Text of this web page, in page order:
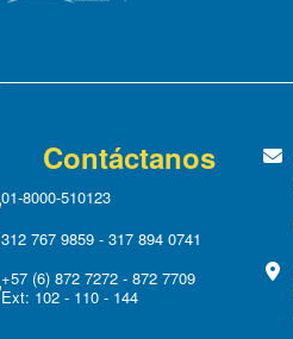
Contáctanos
01-8000-510123
312 767 9859 - 317 894 0741
+57 (6) 872 7272 - 872 7709
Ext: 102 - 110 - 144